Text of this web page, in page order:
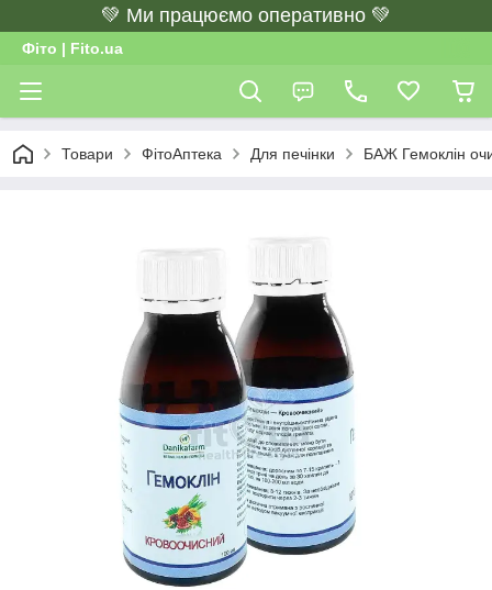
💚 Ми працюємо оперативно 💚
Фіто | Fito.ua
Товари ФітоАптека Для печінки БАЖ Гемоклін